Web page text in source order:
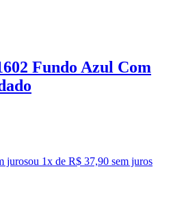
Fundo Azul Com
jurosou 1x de R$ 37,90 sem juros